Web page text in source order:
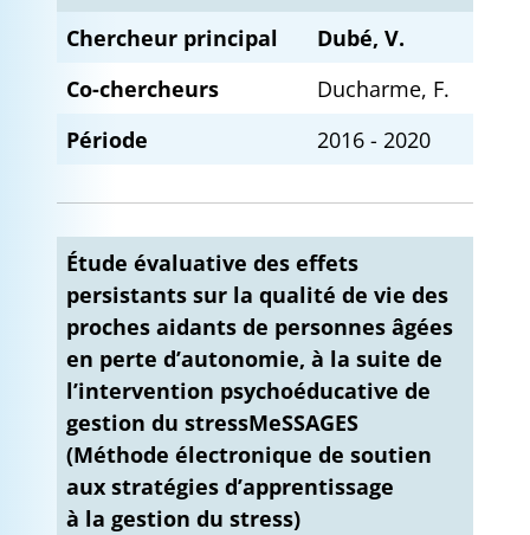
Chercheur principal
Dubé, V.
Co-chercheurs
Ducharme, F.
Période
2016 - 2020
Étude évaluative des effets
persistants sur la qualité de vie des
proches aidants de personnes âgées
en perte d’autonomie, à la suite de
l’intervention psychoéducative de
gestion du stressMeSSAGES
(Méthode électronique de soutien
aux stratégies d’apprentissage
à la gestion du stress)